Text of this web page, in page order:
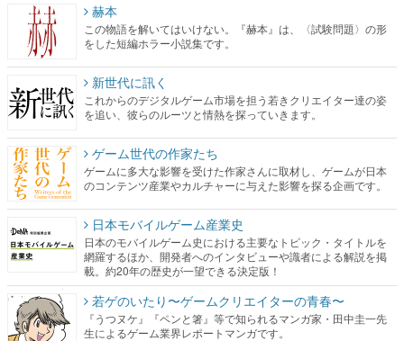
赫本
この物語を解いてはいけない。『赫本』は、〈試験問題〉の形
をした短編ホラー小説集です。
新世代に訊く
これからのデジタルゲーム市場を担う若きクリエイター達の姿
を追い、彼らのルーツと情熱を探っていきます。
ゲーム世代の作家たち
ゲームに多大な影響を受けた作家さんに取材し、ゲームが日本
のコンテンツ産業やカルチャーに与えた影響を探る企画です。
日本モバイルゲーム産業史
日本のモバイルゲーム史における主要なトピック・タイトルを
網羅するほか、開発者へのインタビューや識者による解説を掲
載。約20年の歴史が一望できる決定版！
若ゲのいたり〜ゲームクリエイターの青春〜
『うつヌケ』『ペンと箸』等で知られるマンガ家・田中圭一先
生によるゲーム業界レポートマンガです。